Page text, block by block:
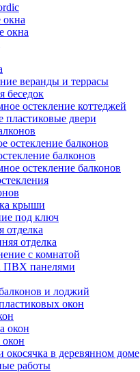
окна
окна
веранды и террасы
беседок
остекление коттеджей
пластиковые двери
остекление балконов
балконов
остекление балконов
крыши
под ключ
отделка
отделка
с комнатой
ПВХ панелями
и лоджий
окон
окон
окосячка в деревянном доме
работы